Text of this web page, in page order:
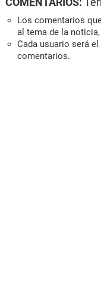
Los comentarios
al tema de la
Cada usuario será
comentarios.